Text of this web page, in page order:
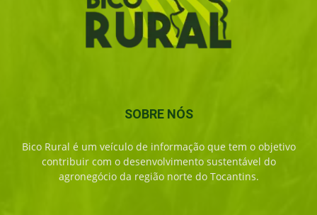
SOBRE NÓS
Bico Rural é um veículo de informação que tem o objetivo
contribuir com o desenvolvimento sustentável do
agronegócio da região norte do Tocantins.